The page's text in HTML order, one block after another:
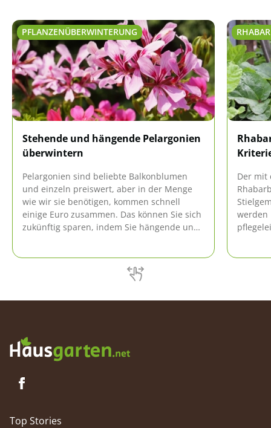
PFLANZENÜBERWINTERUNG
Stehende und hängende Pelargonien
überwintern
Pelargonien sind beliebte Balkonblumen
und einzeln preiswert, aber in der Menge
wie wir sie benötigen, kommen schnell
einige Euro zusammen. Das können Sie sich
zukünftig sparen, indem Sie hängende und
Der mit
werden
Top Stories